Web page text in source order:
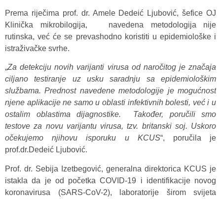
Prema riječima prof. dr. Amele Dedeić Ljubović, šefice OJ
Klinička mikrobilogija, navedena metodologija nije
rutinska, već će se prevashodno koristiti u epidemiološke i
istraživačke svrhe.
„Za detekciju novih varijanti virusa od naročitog je značaja
ciljano testiranje uz usku saradnju sa epidemiološkim
službama. Prednost navedene metodologije je mogućnost
njene aplikacije ne samo u oblasti infektivnih bolesti, već i u
ostalim oblastima dijagnostike. Također, poručili smo
testove za novu varijantu virusa, tzv. britanski soj. Uskoro
očekujemo njihovu isporuku u KCUS“, poručila je
prof.dr.Dedeić Ljubović.
Prof. dr. Sebija Izetbegović, generalna direktorica KCUS je
istakla da je od početka COVID-19 i identifikacije novog
koronavirusa (SARS-CoV-2), laboratorije širom svijeta